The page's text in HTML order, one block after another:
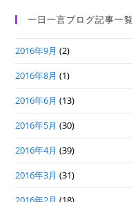
一日一言ブログ記事一覧
2016年9月 (2)
2016年8月 (1)
2016年6月 (13)
2016年5月 (30)
2016年4月 (39)
2016年3月 (31)